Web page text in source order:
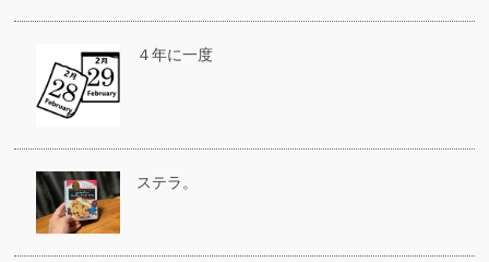
４年に一度
ステラ。